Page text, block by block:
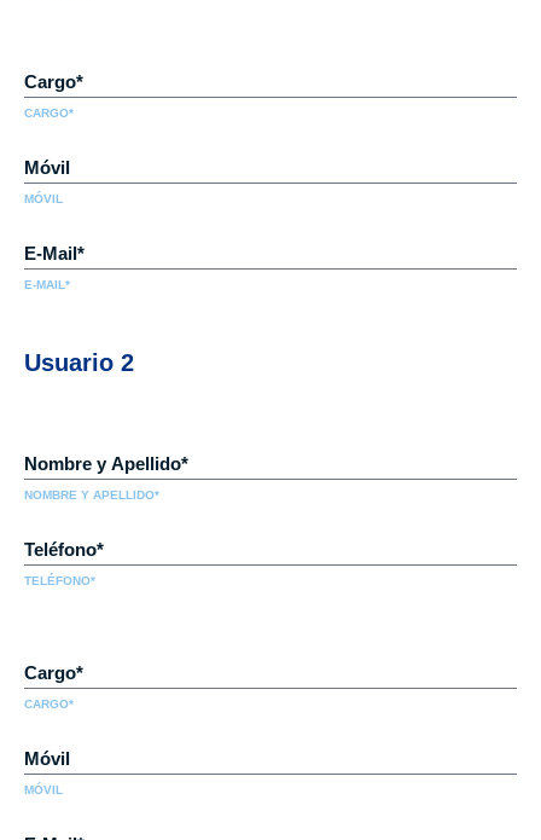
CARGO*
MÓVIL
E-MAIL*
Usuario 2
NOMBRE Y APELLIDO*
TELÉFONO*
CARGO*
MÓVIL